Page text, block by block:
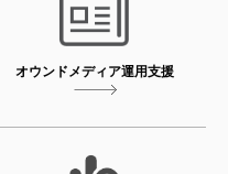
オウンドメディア運用支援